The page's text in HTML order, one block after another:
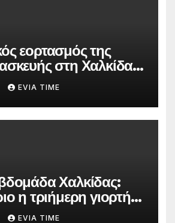
εορτασμός της
στη Χαλκίδα
Ιουλίου
EVIA TIME
Χαλκίδας:
η τριήμερη γιορτή
Αγίας Παρασκευής
EVIA TIME